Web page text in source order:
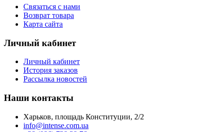
Связаться с нами
Возврат товара
Карта сайта
Личный кабинет
Личный кабинет
История заказов
Рассылка новостей
Наши контакты
Харьков, площадь Конституции, 2/2
info@intense.com.ua